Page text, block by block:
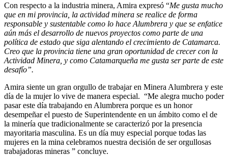
Con respecto a la industria minera, Amira expresó “Me gusta mucho
que en mi provincia, la actividad minera se realice de forma
responsable y sustentable como lo hace Alumbrera y que se enfatice
aún más el desarrollo de nuevos proyectos como parte de una
política de estado que siga alentando el crecimiento de Catamarca.
Creo que la provincia tiene una gran oportunidad de crecer con la
Actividad Minera, y como Catamarqueña me gusta ser parte de este
desafío”.
Amira siente un gran orgullo de trabajar en Minera Alumbrera y este
día de la mujer lo vive de manera especial. “Me alegra mucho poder
pasar este día trabajando en Alumbrera porque es un honor
desempeñar el puesto de Superintendente en un ámbito como el de
la minería que tradicionalmente se caracterizó por la presencia
mayoritaria masculina. Es un día muy especial porque todas las
mujeres en la mina celebramos nuestra decisión de ser orgullosas
trabajadoras mineras ” concluye.